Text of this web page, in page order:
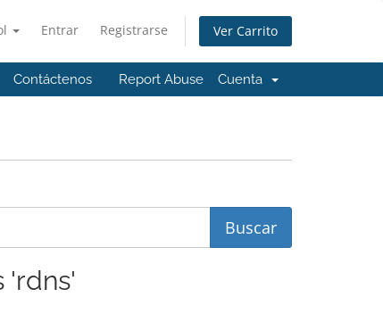
Entrar Registrarse Ver Carrito
Contáctenos Report Abuse Cuenta
'rdns'